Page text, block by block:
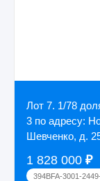
Лот 7. 1/78
3 по адресу:
Шевченко, д.
1 828 000 ₽
394BFA-3001-